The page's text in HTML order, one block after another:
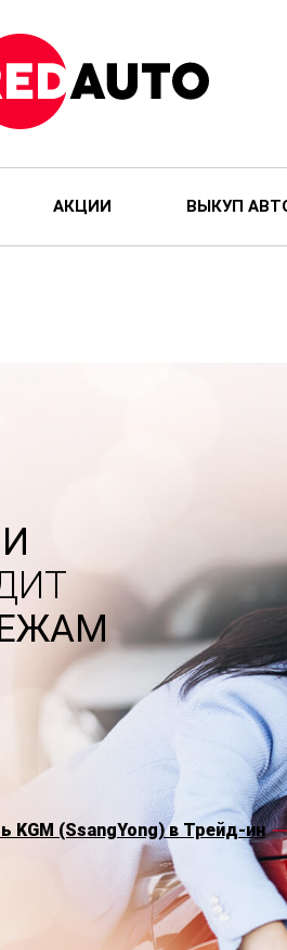
АКЦИИ ВЫКУП
KGM (SsangYong) в Трейд-ин